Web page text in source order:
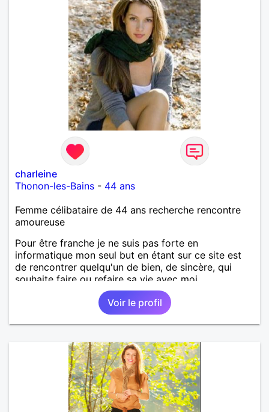
charleine
Thonon-les-Bains - 44 ans
Femme célibataire de 44 ans recherche rencontre
amoureuse
Pour être franche je ne suis pas forte en
informatique mon seul but en étant sur ce site est
de rencontrer quelqu'un de bien, de sincère, qui
souhaite faire ou refaire sa vie avec moi.
Voir le profil